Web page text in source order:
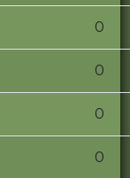
0
0
0
0